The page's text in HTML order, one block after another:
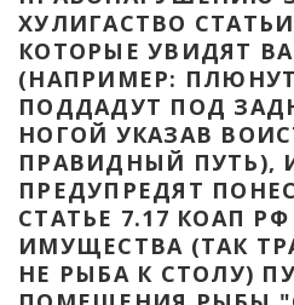
ХУЛИГАСТВО
КОТОРЫЕ УВИДЯТ
(НАПРИМЕР:
ПОДДАДУТ ПОД
НОГОЙ УКАЗАВ
ПРАВИДНЫЙ ПУТЬ),
ПРЕДУПРЕДЯТ
СТАТЬЕ 7.17 КОАП
ИМУЩЕСТВА (ТАК
НЕ РЫБА К СТОЛУ)